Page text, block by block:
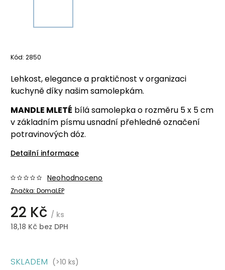
Kód: 2850
Lehkost, elegance a praktičnost v organizaci
kuchyně díky našim samolepkám.
MANDLE MLETÉ bílá samolepka o rozměru 5 x 5 cm
v základním písmu usnadní přehledné označení
potravinových dóz.
Detailní informace
Značka: DomaLEP
Neohodnoceno
22 Kč / ks
18,18 Kč bez DPH
SKLADEM (>10 ks)